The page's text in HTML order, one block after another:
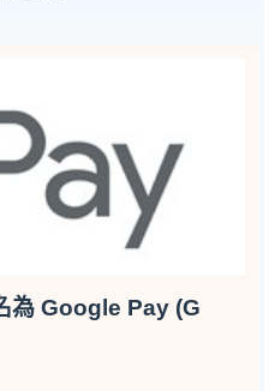
為 Google Pay (G